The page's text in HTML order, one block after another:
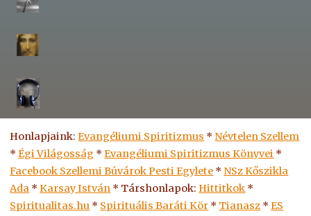
Honlapjaink:Evangéliumi Spiritizmus * Névtelen Szellem
*Égi Világosság *Evangéliumi Spiritizmus Könyvei *
Facebook Szellemi Búvárok Pesti Egylete * NSz Kőszikla
Ada *Karsay István * Társhonlapok:Hittitkok *
Spiritualitas.hu * Spirituális Baráti Kör * Tianasz *ES